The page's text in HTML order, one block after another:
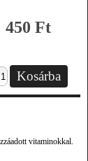
450 Ft
vitaminokkal.